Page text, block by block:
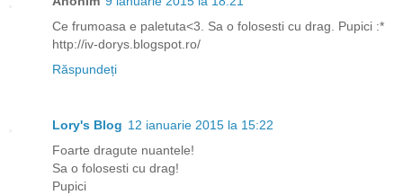
Ce frumoasa e paletuta<3. Sa o folosesti cu drag. Pupici :*
http://iv-dorys.blogspot.ro/
Răspundeți
Lory's Blog 12 ianuarie 2015 la 15:22
Foarte dragute nuantele!
Sa o folosesti cu drag!
Pupici